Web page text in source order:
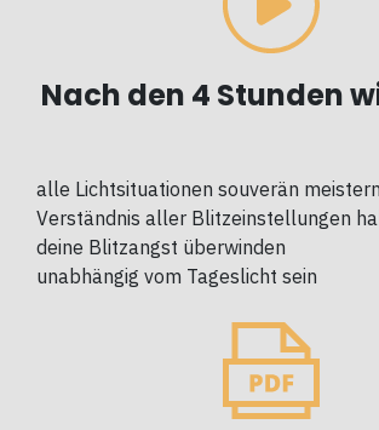
Nach den 4 Stunden
alle Lichtsituationen souverän meistern
Verständnis aller Blitzeinstellungen
deine Blitzangst überwinden
unabhängig vom Tageslicht sein